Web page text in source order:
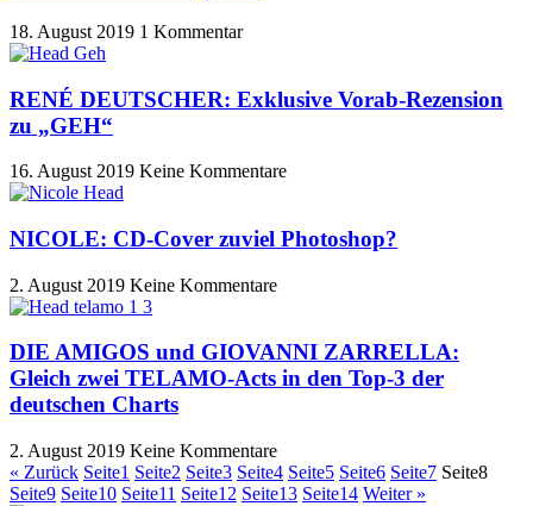
18. August 2019 1 Kommentar
RENÉ DEUTSCHER: Exklusive Vorab-Rezension
zu „GEH“
16. August 2019 Keine Kommentare
NICOLE: CD-Cover zuviel Photoshop?
2. August 2019 Keine Kommentare
DIE AMIGOS und GIOVANNI ZARRELLA:
Gleich zwei TELAMO-Acts in den Top-3 der
deutschen Charts
2. August 2019 Keine Kommentare
« Zurück Seite1 Seite2 Seite3 Seite4 Seite5 Seite6 Seite7 Seite8
Seite9 Seite10 Seite11 Seite12 Seite13 Seite14 Weiter »